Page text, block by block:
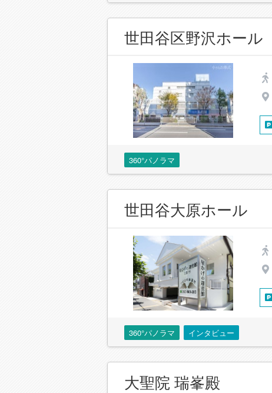
世田谷区野沢ホール
360°パノラマ
世田谷大原ホール
360°パノラマ インタビュー
大聖院 瑞峯殿